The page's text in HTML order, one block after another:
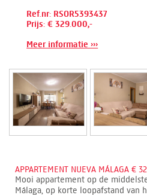
Ref.nr: RSOR5393437
Prijs: € 329.000,-
Meer informatie ›››
APPARTEMENT NUEVA MÁLAGA €
Mooi appartement op de
Málaga, op korte loopafstand van